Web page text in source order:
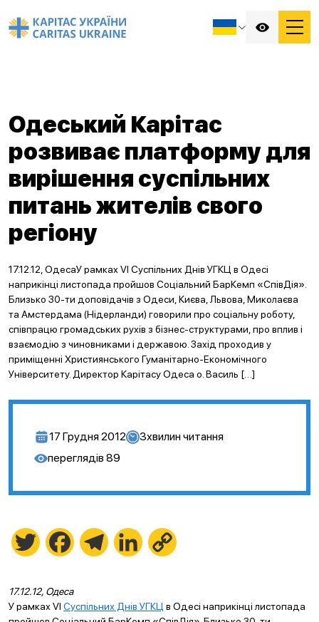
Одеський Карітас
розвиває платформу для
вирішення суспільних
питань жителів свого
регіону
17.12.12, ОдесаУ рамках VI Суспільних Днів УГКЦ в Одесі
наприкінці листопада пройшов Соціальний БарКемп «СпівДія».
Близько 30-ти доповідачів з Одеси, Києва, Львова, Миколаєва
та Амстердама (Нідерланди) говорили про соціальну роботу,
співпрацю громадських рухів з бізнес-структурами, про вплив і
взаємодію з чиновниками і державою. Захід проходив у
приміщенні Християнського Гуманітарно-Економічного
Університету. Директор Карітасу Одеса о. Василь […]
17 Грудня 2012 3хвилин читання
переглядів 89
Twitter FacebookTelegramLinkedIn
17.12.12, Одеса
У рамках VI Суспільних Днів УГКЦ в Одесі наприкінці листопада